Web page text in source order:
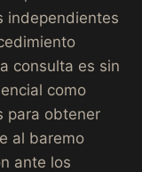
independientes
consulta es sin
como
para obtener
al baremo
ante los